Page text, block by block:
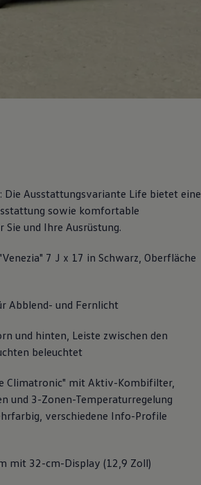
und Flüssigkeiten
Teile
und Pflege
und Fahrzeug verbinden
für Software, Karten und Radio
Kundenbetreuung
Betriebsanleitung
R
Unfallhilfe
Kundenbetreuung
Die Ausstattungsvariante Life bietet eine
sowie komfortable
und Ihre Ausrüstung.
7 J x 17 in Schwarz, Oberfläche
Abblend- und Fernlicht
und hinten, Leiste zwischen den
beleuchtet
Climatronic" mit Aktiv-Kombifilter,
und 3-Zonen-Temperaturregelung
verschiedene Info-Profile
mit 32-cm-Display (12,9 Zoll)